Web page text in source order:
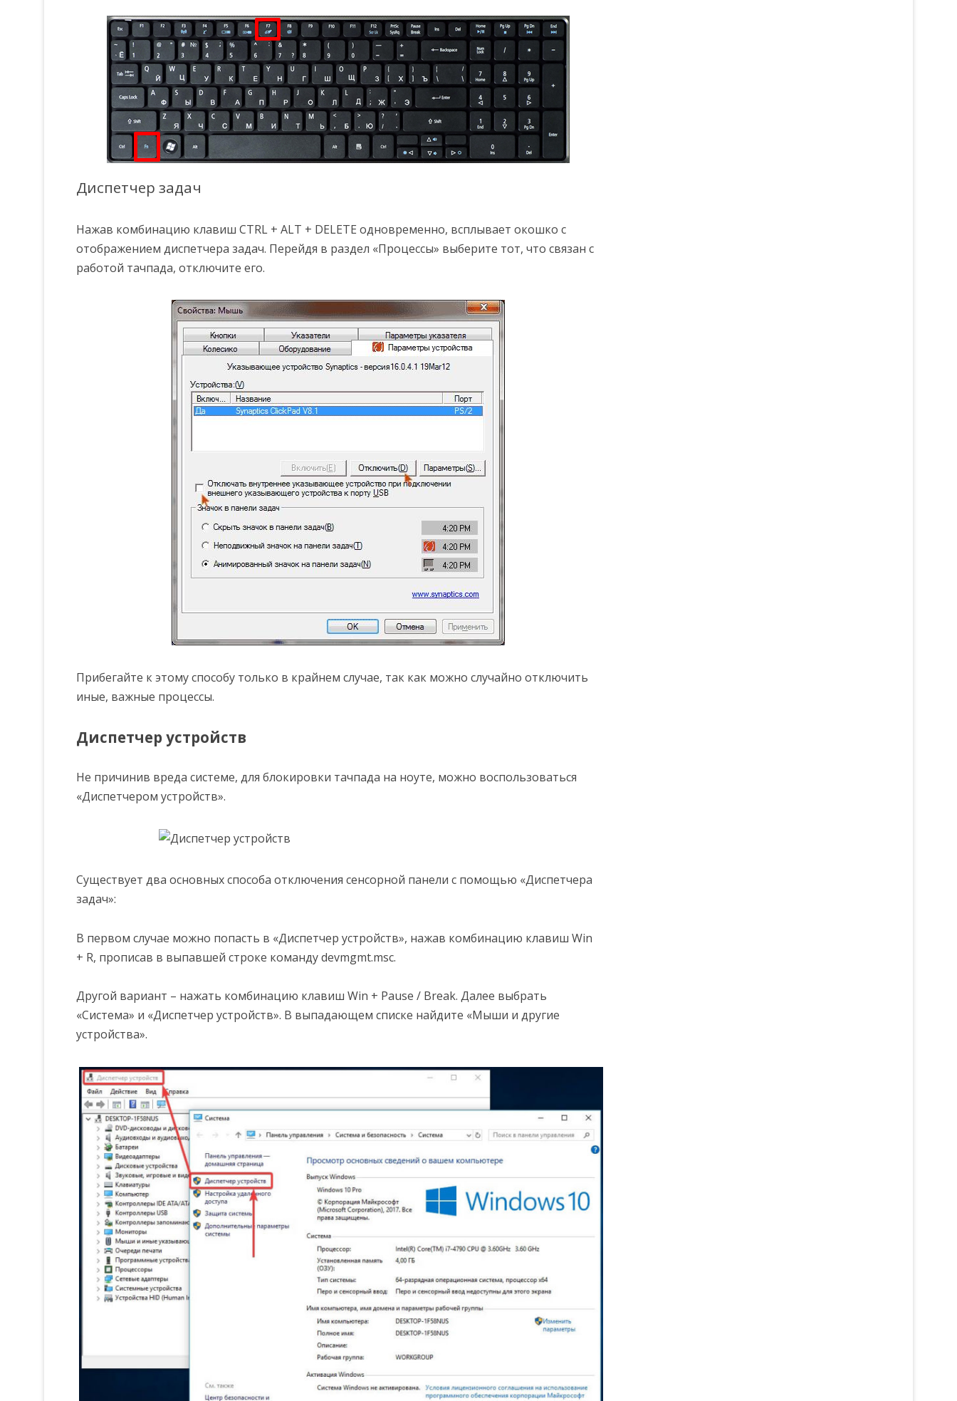
Диспетчер задач
Нажав комбинацию клавиш CTRL + ALT + DELETE одновременно, всплывает окошко с
отображением диспетчера задач. Перейдя в раздел «Процессы» выберите тот, что связан с
работой тачпада, отключите его.
Прибегайте к этому способу только в крайнем случае, так как можно случайно отключить
иные, важные процессы.
Диспетчер устройств
Не причинив вреда системе, для блокировки тачпада на ноуте, можно воспользоваться
«Диспетчером устройств».
Существует два основных способа отключения сенсорной панели с помощью «Диспетчера
задач»:
В первом случае можно попасть в «Диспетчер устройств», нажав комбинацию клавиш Win
+ R, прописав в выпавшей строке команду devmgmt.msc.
Другой вариант – нажать комбинацию клавиш Win + Pause / Break. Далее выбрать
«Система» и «Диспетчер устройств». В выпадающем списке найдите «Мыши и другие
устройства».